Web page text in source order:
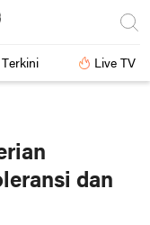
Terkini Live TV
dan